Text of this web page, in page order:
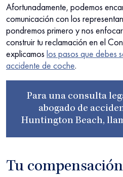
Afortunadamente, podemos
comunicación con los
pondremos primero y nos
construir tu reclamación en el
explicamos los pasos que debes
accidente de coche.
Para una consulta
abogado de
Huntington Beach,
Tu